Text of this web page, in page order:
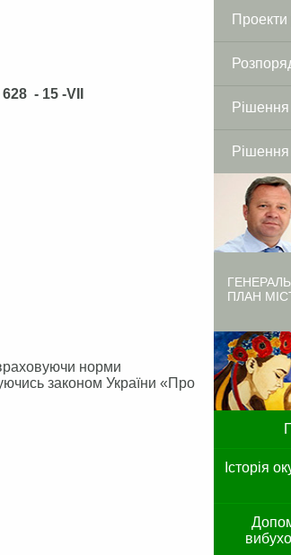
-VІІ
норми
законом України «Про
Рішення
Рішення
ПЛАН
Історія